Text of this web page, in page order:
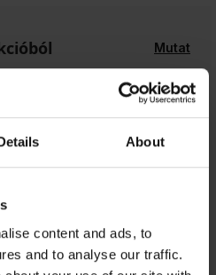
About
content and ads, to
and to analyse our traffic.
Mutat